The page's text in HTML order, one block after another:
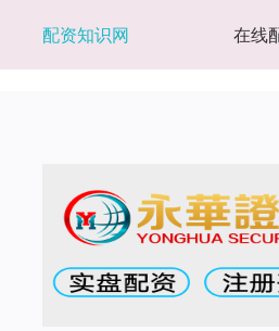
配资知识网 在线